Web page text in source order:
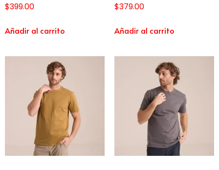
$399.00
Añadir al carrito
$379.00
Añadir al carrito